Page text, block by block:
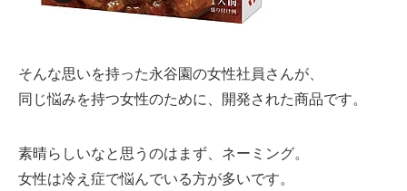
そんな思いを持った永谷園の女性社員さんが、
同じ悩みを持つ女性のために、開発された商品です。
素晴らしいなと思うのはまず、ネーミング。
女性は冷え症で悩んでいる方が多いです。